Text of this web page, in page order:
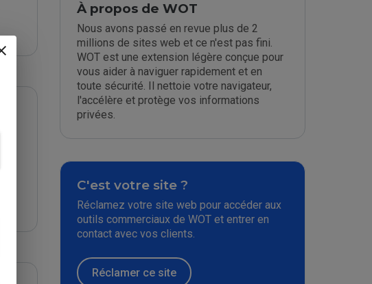
À propos de WOT
Nous avons passé en revue plus de 2
millions de sites web et ce n'est pas fini.
WOT est une extension légère conçue pour
vous aider à naviguer rapidement et en
toute sécurité. Il nettoie votre navigateur,
l'accélère et protège vos informations
privées.
C'est votre site ?
Réclamez votre site web pour accéder aux
outils commerciaux de WOT et entrer en
contact avec vos clients.
Réclamer ce site